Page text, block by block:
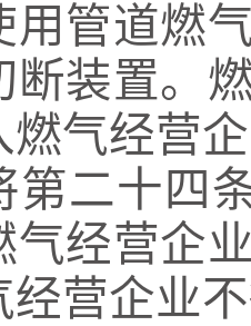
用管道燃
断装置。
燃气经营
第二十四
气经营企
经营企业